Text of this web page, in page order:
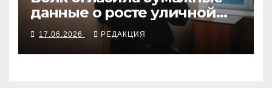
данные о росте уличной
безопасности
17.06.2026 РЕДАКЦИЯ